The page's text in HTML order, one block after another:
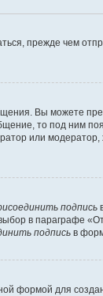
прежде чем
Вы можете
то под ним
или
подпись
в параграфе
подпись в
формой для